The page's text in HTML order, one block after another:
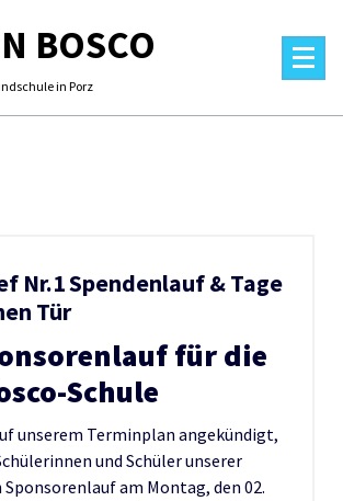
BOSCO
in Porz
Nr.1 Spendenlauf & Tage
Tür
für die
Schule
unserem Terminplan angekündigt,
und Schüler unserer
Sponsorenlauf am Montag, den 02.